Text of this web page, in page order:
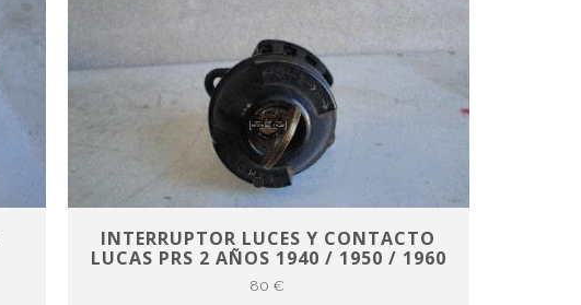
INTERRUPTOR LUCES Y CONTACTO
LUCAS PRS 2 AÑOS 1940 / 1950 / 1960
80 €